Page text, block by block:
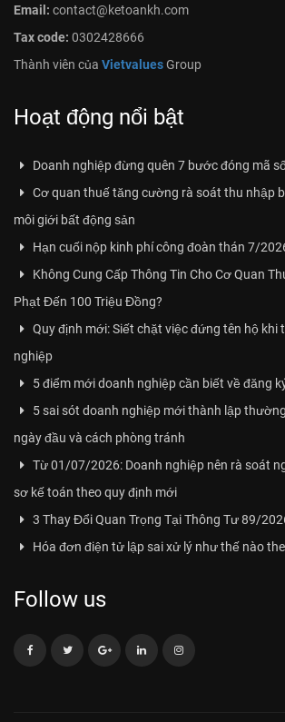
Email: contact@ketoankh.com
Tax code: 0302428666
Thành viên của VietvaluesGroup
Hoạt động nổi bật
Doanh nghiệp đừng quên 7 bước đóng mã
Cơ quan thuế tăng cường rà soát thu nhập
môi giới bất động sản
Hạn cuối nộp kinh phí công đoàn thán 7/
Không Cung Cấp Thông Tin Cho Cơ Quan
Phạt Đến 100 Triệu Đồng?
Quy định mới: Siết chặt việc đứng tên hộ khi
nghiệp
5 điểm mới doanh nghiệp cần biết về đăng
5 sai sót doanh nghiệp mới thành lập
ngày đầu và cách phòng tránh
Từ 01/07/2026: Doanh nghiệp nên rà soát
sơ kế toán theo quy định mới
3 Thay Đổi Quan Trọng Tại Thông Tư 89/
Hóa đơn điện tử lập sai xử lý như thế nào
Follow us